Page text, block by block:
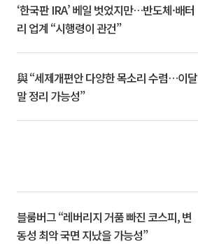
‘한국판 IRA’ 베일 벗었지만…반도체·배터
리 업계 “시행령이 관건”
與 “세제개편안 다양한 목소리 수렴…이달
말 정리 가능성”
블룸버그 “레버리지 거품 빠진 코스피, 변
동성 최악 국면 지났을 가능성”